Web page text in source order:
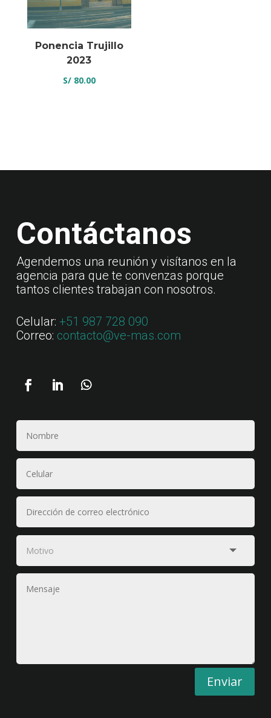
Ponencia Trujillo
2023
S/80.00
Contáctanos
Agendemos una reunión y visítanos en la
agencia para que te convenzas porque
tantos clientes trabajan con nosotros.
Celular: +51 987 728 090
Correo: contacto@ve-mas.com
Enviar